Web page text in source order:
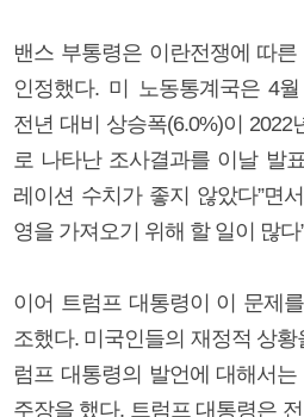
밴스 부통령은 이란전쟁에 따
인정했다. 미 노동통계국은 4
전년 대비 상승폭(6.0%)이 2022
로 나타난 조사결과를 이날 발
레이션 수치가 좋지 않았다”면
영을 가져오기 위해 할 일이 많다
이어 트럼프 대통령이 이 문제
조했다. 미국인들의 재정적 상
럼프 대통령의 발언에 대해서
주장을 했다. 트럼프 대통령은